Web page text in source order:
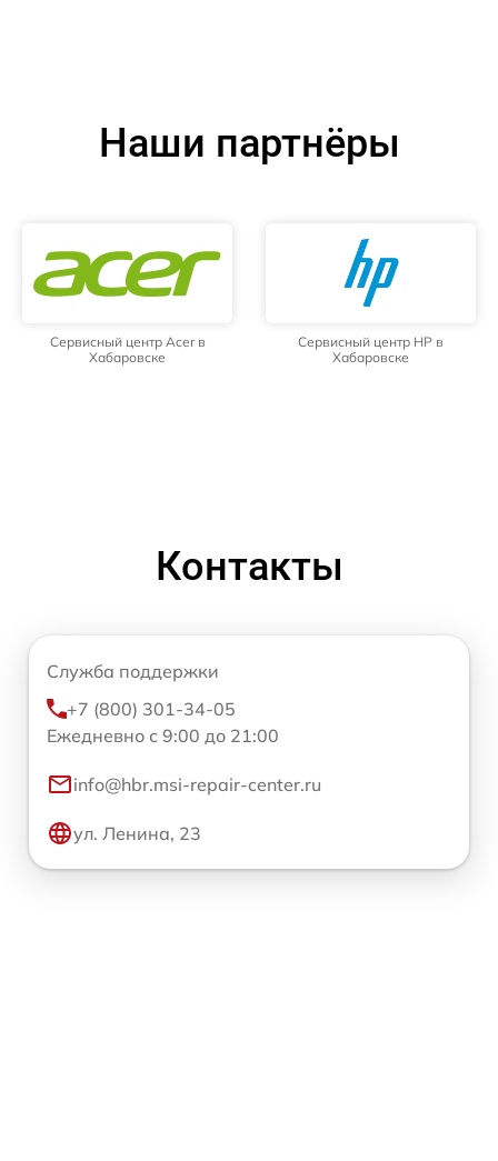
Наши партнёры
Сервисный центр Acer в
Хабаровске
Сервисный центр HP в
Хабаровске
Контакты
Служба поддержки
+7 (800) 301-34-05
Ежедневно с 9:00 до 21:00
info@hbr.msi-repair-center.ru
ул. Ленина, 23